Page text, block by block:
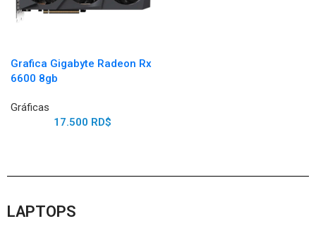
Grafica Gigabyte Radeon Rx
6600 8gb
Gráficas
17.500 RD$
LAPTOPS